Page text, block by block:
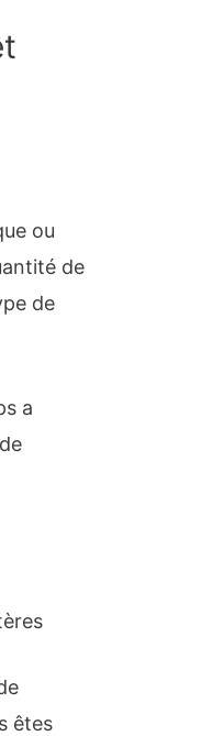
ou
de
de
a
êtes